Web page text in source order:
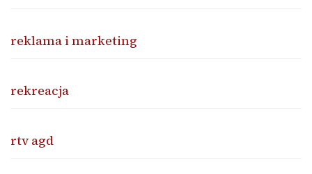
reklama i marketing
rekreacja
rtv agd